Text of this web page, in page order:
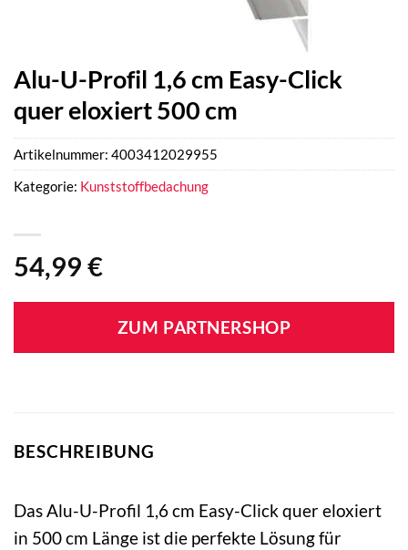
Alu-U-Profil 1,6 cm Easy-Click
quer eloxiert 500 cm
54,99 €
ZUM PARTNERSHOP
Artikelnummer: 4003412029955
Kategorie: Kunststoffbedachung
BESCHREIBUNG
Das Alu-U-Profil 1,6 cm Easy-Click quer eloxiert
in 500 cm Länge ist die perfekte Lösung für